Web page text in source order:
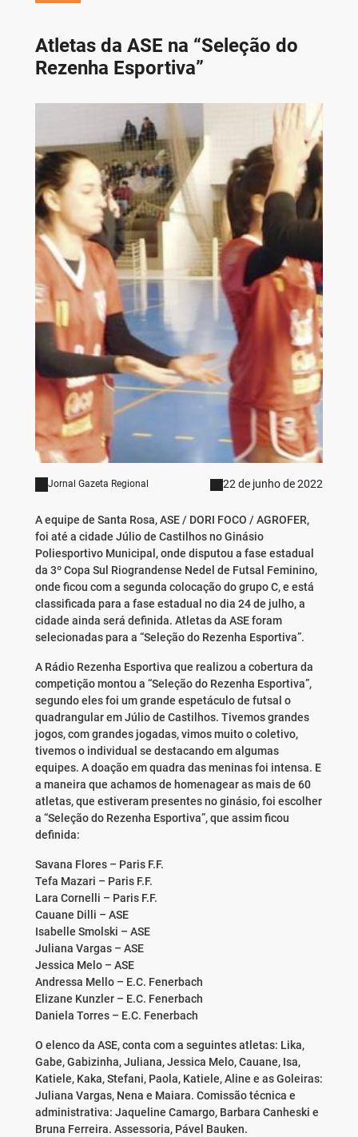
Atletas da ASE na “Seleção do
Rezenha Esportiva”
Jornal Gazeta Regional 22 de junho de 2022
A equipe de Santa Rosa, ASE / DORI FOCO / AGROFER,
foi até a cidade Júlio de Castilhos no Ginásio
Poliesportivo Municipal, onde disputou a fase estadual
da 3º Copa Sul Riograndense Nedel de Futsal Feminino,
onde ficou com a segunda colocação do grupo C, e está
classificada para a fase estadual no dia 24 de julho, a
cidade ainda será definida. Atletas da ASE foram
selecionadas para a “Seleção do Rezenha Esportiva”.
A Rádio Rezenha Esportiva que realizou a cobertura da
competição montou a “Seleção do Rezenha Esportiva”,
segundo eles foi um grande espetáculo de futsal o
quadrangular em Júlio de Castilhos. Tivemos grandes
jogos, com grandes jogadas, vimos muito o coletivo,
tivemos o individual se destacando em algumas
equipes. A doação em quadra das meninas foi intensa. E
a maneira que achamos de homenagear as mais de 60
atletas, que estiveram presentes no ginásio, foi escolher
a “Seleção do Rezenha Esportiva”, que assim ficou
definida:
Savana Flores – Paris F.F.
Tefa Mazari – Paris F.F.
Lara Cornelli – Paris F.F.
Cauane Dilli – ASE
Isabelle Smolski – ASE
Juliana Vargas – ASE
Jessica Melo – ASE
Andressa Mello – E.C. Fenerbach
Elizane Kunzler – E.C. Fenerbach
Daniela Torres – E.C. Fenerbach
O elenco da ASE, conta com a seguintes atletas: Lika,
Gabe, Gabizinha, Juliana, Jessica Melo, Cauane, Isa,
Katiele, Kaka, Stefani, Paola, Katiele, Aline e as Goleiras:
Juliana Vargas, Nena e Maiara. Comissão técnica e
administrativa: Jaqueline Camargo, Barbara Canheski e
Bruna Ferreira. Assessoria, Pável Bauken.